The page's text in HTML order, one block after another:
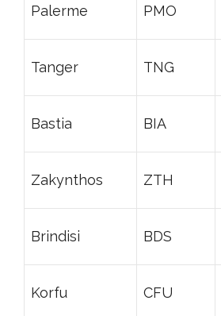
Palerme PMO
Tanger TNG
Bastia BIA
Zakynthos ZTH
Brindisi BDS
Korfu CFU